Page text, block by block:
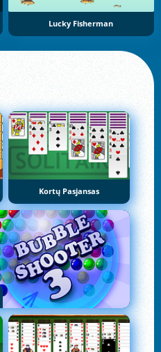
Lucky Fisherman
Kortų Pasjansas